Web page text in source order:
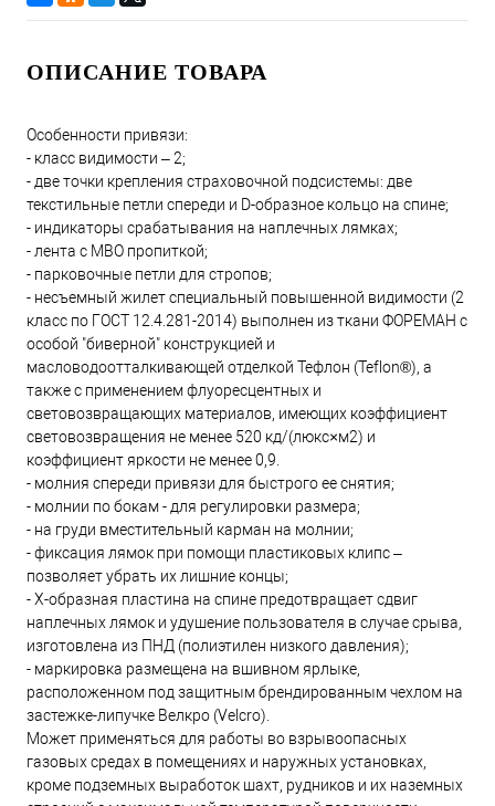
ОПИСАНИЕ ТОВАРА
Особенности привязи:
- класс видимости – 2;
- две точки крепления страховочной подсистемы: две
текстильные петли спереди и D-образное кольцо на спине;
- индикаторы срабатывания на наплечных лямках;
- лента с МВО пропиткой;
- парковочные петли для стропов;
- несъемный жилет специальный повышенной видимости (2
класс по ГОСТ 12.4.281-2014) выполнен из ткани ФОРЕМАН с
особой "биверной" конструкцией и
масловодоотталкивающей отделкой Тефлон (Teflon®), а
также с применением флуоресцентных и
световозвращающих материалов, имеющих коэффициент
световозвращения не менее 520 кд/(люкс×м2) и
коэффициент яркости не менее 0,9.
- молния спереди привязи для быстрого ее снятия;
- молнии по бокам - для регулировки размера;
- на груди вместительный карман на молнии;
- фиксация лямок при помощи пластиковых клипс –
позволяет убрать их лишние концы;
- X-образная пластина на спине предотвращает сдвиг
наплечных лямок и удушение пользователя в случае срыва,
изготовлена из ПНД (полиэтилен низкого давления);
- маркировка размещена на вшивном ярлыке,
расположенном под защитным брендированным чехлом на
застежке-липучке Велкро (Velcro).
Может применяться для работы во взрывоопасных
газовых средах в помещениях и наружных установках,
кроме подземных выработок шахт, рудников и их наземных